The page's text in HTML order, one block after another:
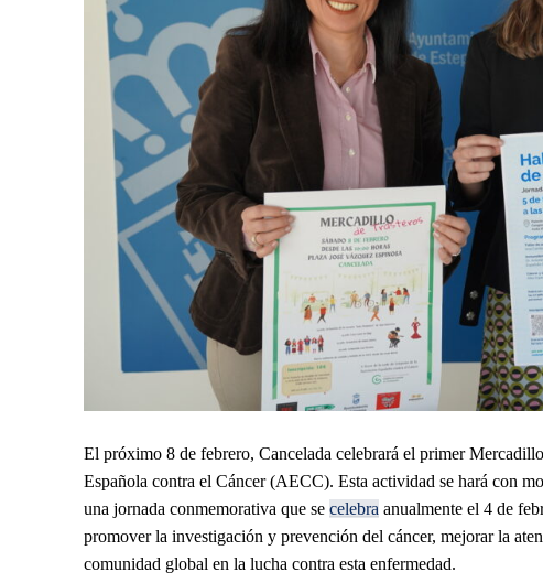
El próximo 8 de febrero, Cancelada celebrará el primer
Española contra el Cáncer (AECC). Esta actividad se hará con
una jornada conmemorativa que se celebra anualmente el 4 de
promover la investigación y prevención del cáncer, mejorar la
comunidad global en la lucha contra esta enfermedad.